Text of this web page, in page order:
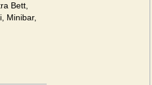
Bett,
Minibar,